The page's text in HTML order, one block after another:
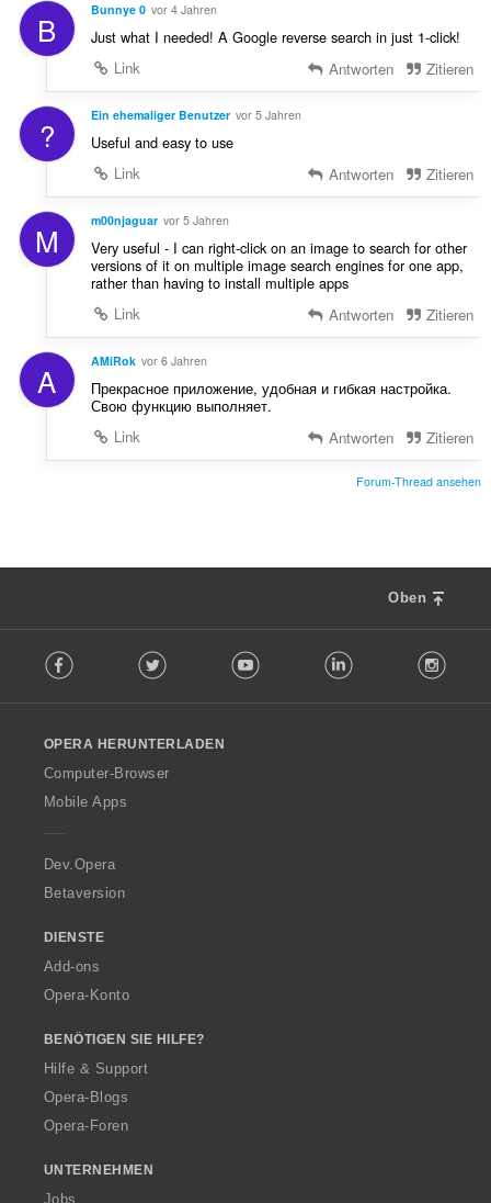
B Bunnye 0 vor 4 Jahren
Just what I needed! A Google reverse search in just 1-click!
Link
Antworten Zitieren
? Ein ehemaliger Benutzer vor 5 Jahren
Useful and easy to use
Link
Antworten Zitieren
M m00njaguar vor 5 Jahren
Very useful - I can right-click on an image to search for other
versions of it on multiple image search engines for one app,
rather than having to install multiple apps
Link
Antworten Zitieren
A AMiRok vor 6 Jahren
Прекрасное приложение, удобная и гибкая настройка.
Свою функцию выполняет.
Link
Antworten Zitieren
Forum-Thread ansehen
Oben
o
w
O
p
a
Facebook Twitter Youtube LinkedIn
OPERA HERUNTERLADEN
Computer-Browser
Mobile Apps
Dev.Opera
Betaversion
DIENSTE
Add-ons
Opera-Konto
BENÖTIGEN SIE HILFE?
Hilfe & Support
Opera-Blogs
Opera-Foren
UNTERNEHMEN
Jobs